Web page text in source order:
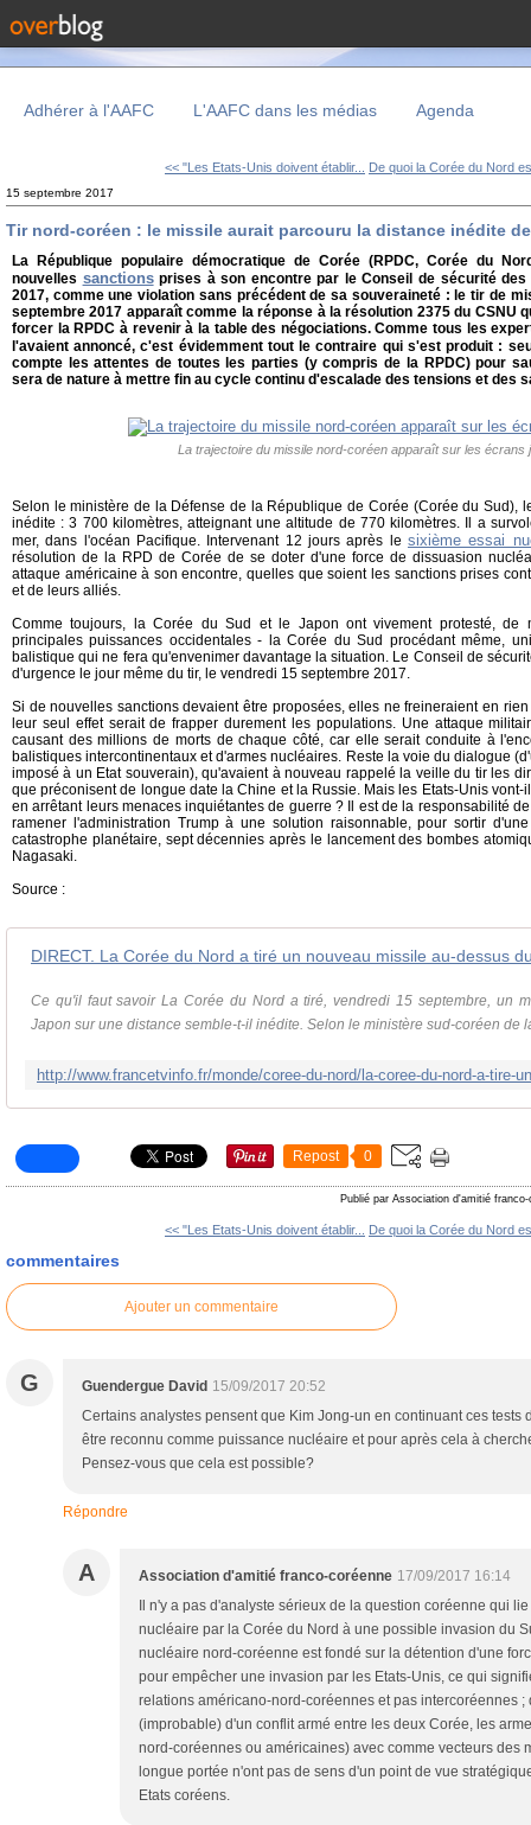
Adhérer à l'AAFC L'AAFC dans les médias Agenda
<< "Les Etats-Unis doivent établir... De quoi la Corée du Nord
15 septembre 2017
Tir nord-coréen : le missile aurait parcouru la distance inédite
La République populaire démocratique de Corée (RPDC, Corée du
nouvelles sanctionsprises à son encontre par le Conseil de sécurité des
2017, comme une violation sans précédent de sa souveraineté : le tir de
septembre 2017 apparaît comme la réponse à la résolution 2375 du CSNU
forcer la RPDC à revenir à la table des négociations. Comme tous les
l'avaient annoncé, c'est évidemment tout le contraire qui s'est produit :
compte les attentes de toutes les parties (y compris de la RPDC) pour
sera de nature à mettre fin au cycle continu d'escalade des tensions et des
La trajectoire du missile nord-coréen apparaît sur les écrans
Selon le ministère de la Défense de la République de Corée (Corée du Sud),
inédite : 3 700 kilomètres, atteignant une altitude de 770 kilomètres. Il a
mer, dans l'océan Pacifique. Intervenant 12 jours après le sixième essai
résolution de la RPD de Corée de se doter d'une force de dissuasion
attaque américaine à son encontre, quelles que soient les sanctions prises
et de leurs alliés.
Comme toujours, la Corée du Sud et le Japon ont vivement protesté, de
principales puissances occidentales - la Corée du Sud procédant même,
balistique qui ne fera qu'envenimer davantage la situation. Le Conseil de
d'urgence le jour même du tir, le vendredi 15 septembre 2017.
Si de nouvelles sanctions devaient être proposées, elles ne freineraient en
leur seul effet serait de frapper durement les populations. Une attaque
causant des millions de morts de chaque côté, car elle serait conduite à
balistiques intercontinentaux et d'armes nucléaires. Reste la voie du dialogue
imposé à un Etat souverain), qu'avaient à nouveau rappelé la veille du tir les
que préconisent de longue date la Chine et la Russie. Mais les Etats-Unis
en arrêtant leurs menaces inquiétantes de guerre ? Il est de la responsabilité
ramener l'administration Trump à une solution raisonnable, pour sortir
catastrophe planétaire, sept décennies après le lancement des bombes
Nagasaki.
Source :
DIRECT. La Corée du Nord a tiré un nouveau missile au-dessus
Ce qu'il faut savoir La Corée du Nord a tiré, vendredi 15 septembre, un
Japon sur une distance semble-t-il inédite. Selon le ministère sud-coréen de
Repost 0
Publié par Association d'amitié franco-
<< "Les Etats-Unis doivent établir... De quoi la Corée du Nord
commentaires
Ajouter un commentaire
G Guendergue David 15/09/2017 20:52
Certains analystes pensent que Kim Jong-un en continuant ces tests
être reconnu comme puissance nucléaire et pour après cela à
Pensez-vous que cela est possible?
Répondre
A Association d'amitié franco-coréenne 17/09/2017 16:14
Il n'y a pas d'analyste sérieux de la question coréenne qui
nucléaire par la Corée du Nord à une possible invasion du
nucléaire nord-coréenne est fondé sur la détention d'une
pour empêcher une invasion par les Etats-Unis, ce qui
relations américano-nord-coréennes et pas intercoréennes ;
(improbable) d'un conflit armé entre les deux Corée, les
nord-coréennes ou américaines) avec comme vecteurs des
longue portée n'ont pas de sens d'un point de vue
Etats coréens.